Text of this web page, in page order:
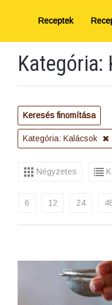
Receptek
Kategória:
Keresés finomítása
Kategória: Kalácsok
Négyzetes
6 12 24